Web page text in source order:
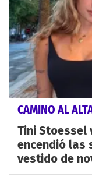
CAMINO AL
Tini Stoessel
encendió las
vestido de